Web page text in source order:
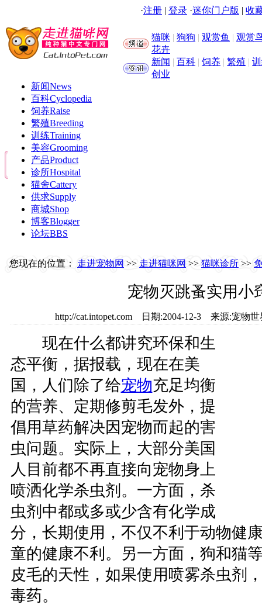
·注册 | 登录 ·迷你门户版 | 收
猫咪 | 狗狗 | 观赏鱼 | 观赏
花卉
新闻 | 百科 | 饲养 | 繁殖 |
创业
新闻News
百科Cyclopedia
饲养Raise
繁殖Breeding
训练Training
美容Grooming
产品Product
诊所Hospital
猫舍Cattery
供求Supply
商城Shop
博客Blogger
论坛BBS
您现在的位置： 走进宠物网 >> 走进猫咪网 >> 猫咪诊所 >>
宠物灭跳蚤实用小
http://cat.intopet.com 日期:2004-12-3 来源:宠
现在什么都讲究环保和生
态平衡，据报载，现在在美
国，人们除了给宠物充足均衡
的营养、定期修剪毛发外，提
倡用草药解决因宠物而起的害
虫问题。实际上，大部分美国
人目前都不再直接向宠物身上
喷洒化学杀虫剂。一方面，杀
虫剂中都或多或少含有化学成
分，长期使用，不仅不利于动物健
童的健康不利。另一方面，狗和猫
皮毛的天性，如果使用喷雾杀虫剂
毒药。